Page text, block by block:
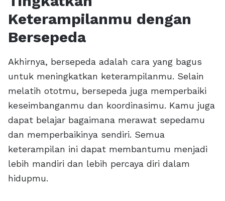
Keterampilanmu dengan
Bersepeda
Akhirnya, bersepeda adalah cara yang bagus
untuk meningkatkan keterampilanmu. Selain
melatih ototmu, bersepeda juga memperbaiki
keseimbanganmu dan koordinasimu. Kamu juga
dapat belajar bagaimana merawat sepedamu
dan memperbaikinya sendiri. Semua
keterampilan ini dapat membantumu menjadi
lebih mandiri dan lebih percaya diri dalam
hidupmu.